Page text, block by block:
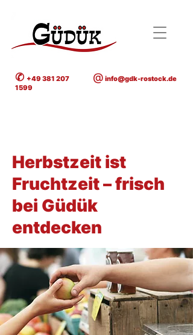
✆ +49 381 207
1599
@ info@gdk-rostock.de
Herbstzeit ist
Fruchtzeit – frisch
bei Güdük
entdecken